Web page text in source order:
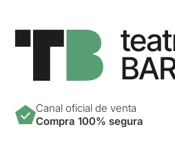
Canal oficial de venta
Compra 100% segura